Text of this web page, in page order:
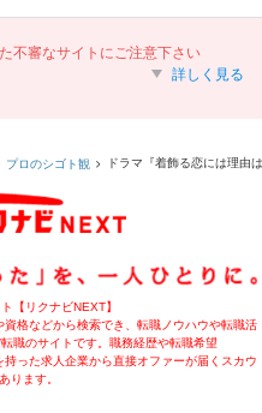
不審なサイトにご注意下さい
詳しく見る
プロのシゴト観 ドラマ『着飾る恋には理由
【リクナビNEXT】
格などから検索でき、転職ノウハウや転職活
職のサイトです。職務経歴や転職希望
った求人企業から直接オファーが届くスカウ
ります。